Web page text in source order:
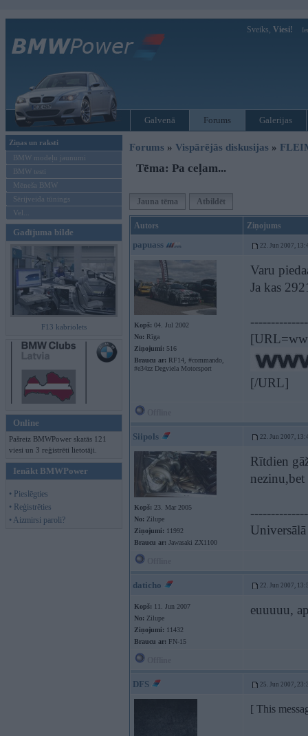
Sveiks, Viesi!
Galvenā Forums Galerijas
Ziņas un raksti
BMW modeļu jaunumi
BMW testi
Mēneša BMW
Sērijveida tūnings
Vel...
Gadījuma bilde
F13 kabriolets
Online
Pašreiz BMWPower skatās 121
viesi un 3 reģistrēti lietotāji.
Ienākt BMWPower
• Pieslēgties
• Reģistrēties
• Aizmirsi paroli?
Forums » Vispārējās diskusijas »
Tēma: Pa ceļam...
Jauna tēma Atbildēt
Autors Ziņojums
papuass 22. Jun 2007,
Kopš: 04. Jul 2002
No: Rīga
Ziņojumi: 516
Braucu ar: RF14, #commando,
#e34zz Degviela Motorsport
Varu
Ja kas
[/URL]
Siipols 22. Jun 2007,
Kopš: 23. Mar 2005
No: Zilupe
Ziņojumi: 11992
Braucu ar: Jawasaki ZX1100
Rītdien
daticho 22. Jun 2007,
Kopš: 11. Jun 2007
No: Zilupe
Ziņojumi: 11432
Braucu ar: FN-15
euuuuu,
DFS 25. Jun 2007,
[ This